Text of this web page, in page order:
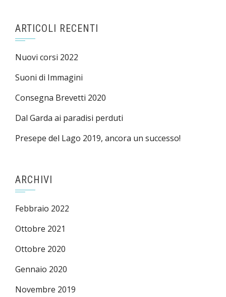
ARTICOLI RECENTI
Nuovi corsi 2022
Suoni di Immagini
Consegna Brevetti 2020
Dal Garda ai paradisi perduti
Presepe del Lago 2019, ancora un successo!
ARCHIVI
Febbraio 2022
Ottobre 2021
Ottobre 2020
Gennaio 2020
Novembre 2019